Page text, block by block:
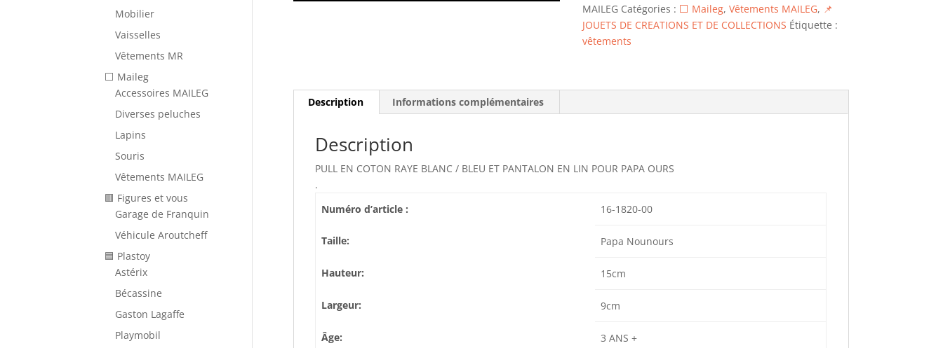
PANTS
MAILEG Catégories : ⬜ Maileg, Vêtements MAILEG, 📌
JOUETS DE CREATIONS ET DE COLLECTIONS Étiquette :
vêtements
Description Informations complémentaires
Description
PULL EN COTON RAYE BLANC / BLEU ET PANTALON EN LIN POUR PAPA OURS
.
Numéro d’article :
16-1820-00
Taille: Papa Nounours
Hauteur: 15cm
Largeur: 9cm
Âge: 3 ANS +
Mobilier
Vaisselles
Vêtements MR
⬜ Maileg
Accessoires MAILEG
Diverses peluches
Lapins
Souris
Vêtements MAILEG
🟥 Figures et vous
Garage de Franquin
Véhicule Aroutcheff
🟦 Plastoy
Astérix
Bécassine
Gaston Lagaffe
Playmobil